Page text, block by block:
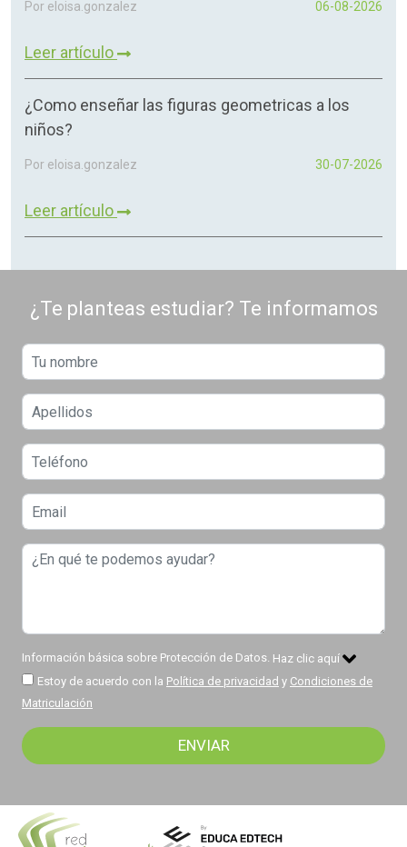
Por eloisa.gonzalez 06-08-2026
Leer artículo
¿Como enseñar las figuras geometricas a los
niños?
Por eloisa.gonzalez 30-07-2026
Leer artículo
¿Te planteas estudiar? Te informamos
Información básica sobre Protección de Datos. Haz clic aquí
Estoy de acuerdo con la Política de privacidad y Condiciones de
Matriculación